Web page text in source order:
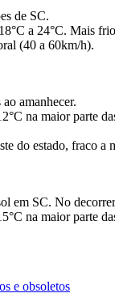
de SC.
a 24°C. Mais
(40 a 60km/h).
amanhecer.
na maior parte
do estado, fraco a
em SC. No
na maior parte
e obsoletos